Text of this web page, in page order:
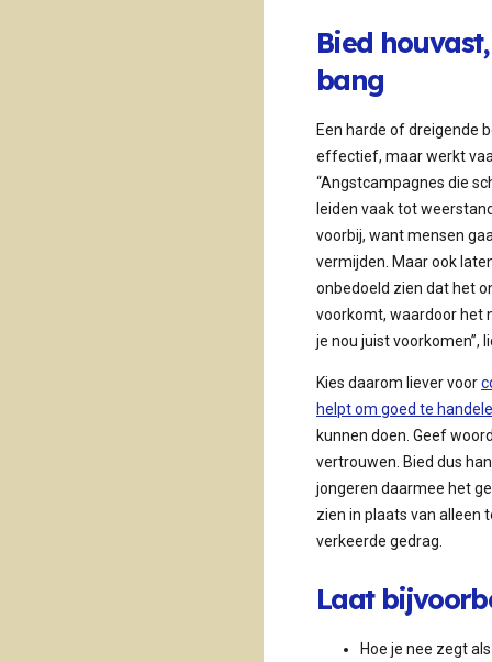
Bied
bang
Een harde of dreigende
effectief, maar werkt
“Angstcampagnes die
leiden vaak tot
voorbij, want mensen
vermijden. Maar ook
onbedoeld zien dat het
voorkomt, waardoor het
je nou juist voorkomen”,
Kies daarom liever voor
helpt om goed te
kunnen doen. Geef
vertrouwen. Bied dus
jongeren daarmee het
zien in plaats van alleen
verkeerde gedrag.
Laat
Hoe je nee zegt